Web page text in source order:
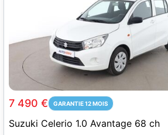
7 490 € GARANTIE 12 MOIS
Suzuki Celerio 1.0 Avantage 68 ch